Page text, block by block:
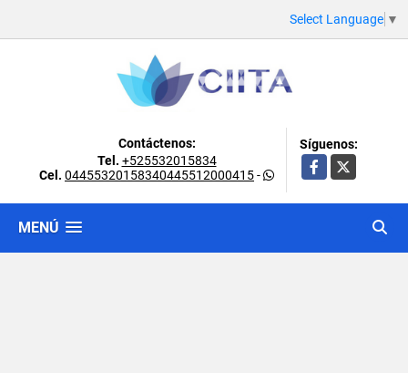
Select Language ▼
Contáctenos:
Tel. +525532015834
Cel. 04455320158340445512000415-
Síguenos:
Facebook
X
MENÚ